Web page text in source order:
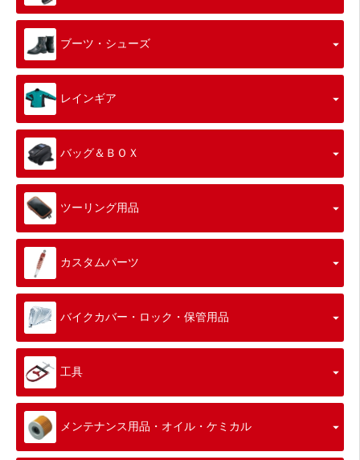
ブーツ・シューズ
レインギア
バッグ＆ＢＯＸ
ツーリング用品
カスタムパーツ
バイクカバー・ロック・保管用品
工具
メンテナンス用品・オイル・ケミカル